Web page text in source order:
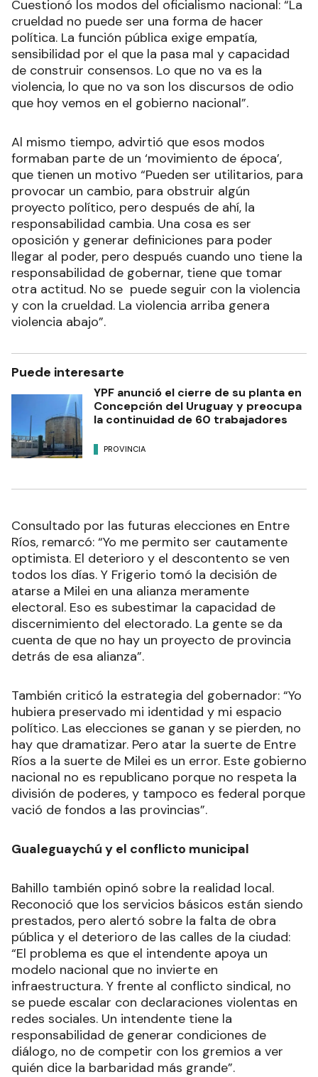
Cuestionó los modos del oficialismo nacional: “La
crueldad no puede ser una forma de hacer
política. La función pública exige empatía,
sensibilidad por el que la pasa mal y capacidad
de construir consensos. Lo que no va es la
violencia, lo que no va son los discursos de odio
que hoy vemos en el gobierno nacional”.
Al mismo tiempo, advirtió que esos modos
formaban parte de un ‘movimiento de época’,
que tienen un motivo “Pueden ser utilitarios, para
provocar un cambio, para obstruir algún
proyecto político, pero después de ahí, la
responsabilidad cambia. Una cosa es ser
oposición y generar definiciones para poder
llegar al poder, pero después cuando uno tiene la
responsabilidad de gobernar, tiene que tomar
otra actitud. No se puede seguir con la violencia
y con la crueldad. La violencia arriba genera
violencia abajo”.
Puede interesarte
YPF anunció el cierre de su planta en
Concepción del Uruguay y preocupa
la continuidad de 60 trabajadores
PROVINCIA
Consultado por las futuras elecciones en Entre
Ríos, remarcó: “Yo me permito ser cautamente
optimista. El deterioro y el descontento se ven
todos los días. Y Frigerio tomó la decisión de
atarse a Milei en una alianza meramente
electoral. Eso es subestimar la capacidad de
discernimiento del electorado. La gente se da
cuenta de que no hay un proyecto de provincia
detrás de esa alianza”.
También criticó la estrategia del gobernador: “Yo
hubiera preservado mi identidad y mi espacio
político. Las elecciones se ganan y se pierden, no
hay que dramatizar. Pero atar la suerte de Entre
Ríos a la suerte de Milei es un error. Este gobierno
nacional no es republicano porque no respeta la
división de poderes, y tampoco es federal porque
vació de fondos a las provincias”.
Gualeguaychú y el conflicto municipal
Bahillo también opinó sobre la realidad local.
Reconoció que los servicios básicos están siendo
prestados, pero alertó sobre la falta de obra
pública y el deterioro de las calles de la ciudad:
“El problema es que el intendente apoya un
modelo nacional que no invierte en
infraestructura. Y frente al conflicto sindical, no
se puede escalar con declaraciones violentas en
redes sociales. Un intendente tiene la
responsabilidad de generar condiciones de
diálogo, no de competir con los gremios a ver
quién dice la barbaridad más grande”.